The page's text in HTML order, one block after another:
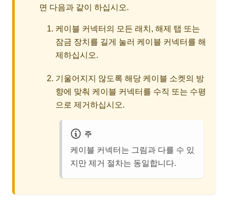
면 다음과 같이 하십시오.
케이블 커넥터의 모든 래치, 해제 탭 또는
잠금 장치를 길게 눌러 케이블 커넥터를 해
제하십시오.
기울어지지 않도록 해당 케이블 소켓의 방
향에 맞춰 케이블 커넥터를 수직 또는 수평
으로 제거하십시오.
주
케이블 커넥터는 그림과 다를 수 있
지만 제거 절차는 동일합니다.